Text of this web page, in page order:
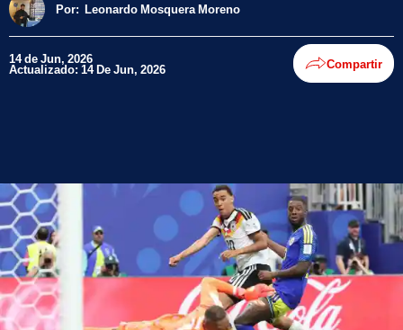
Por: Leonardo Mosquera Moreno
14 de Jun, 2026
Actualizado: 14 De Jun, 2026 Compartir